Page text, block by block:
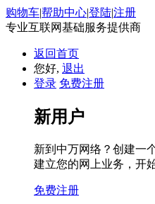
购物车|帮助中心|登陆|注册
专业互联网基础服务提供商
返回首页
您好, 退出
登录 免费注册
新用户
新到中万网络？创建一
建立您的网上业务，开
免费注册